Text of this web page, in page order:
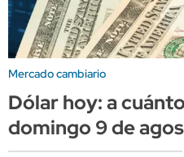
Mercado cambiario
Dólar hoy: a
domingo 9 de